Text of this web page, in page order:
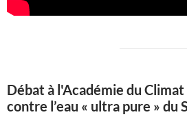
Débat à l'Académie du Climat
contre l’eau « ultra pure » du